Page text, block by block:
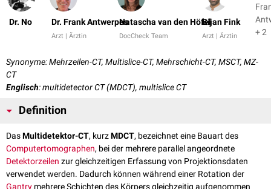
Dr. No Dr. Frank Antwerpes
Arzt | Ärztin
Natascha van den Höfel
DocCheck Team
Bijan Fink
Arzt | Ärztin
+ 2
Synonyme: Mehrzeilen-CT, Multislice-CT, Mehrschicht-CT, MSCT, MZ-
CT
Englisch: multidetector CT (MDCT), multislice CT
Definition
DasMultidetektor-CT, kurzMDCT, bezeichnet eine Bauart des
Computertomographen, bei der mehrere parallel angeordnete
Detektorzeilen zur gleichzeitigen Erfassung von Projektionsdaten
verwendet werden. Dadurch können während einer Rotation der
Gantry mehrere Schichten des Körpers gleichzeitig aufgenommen